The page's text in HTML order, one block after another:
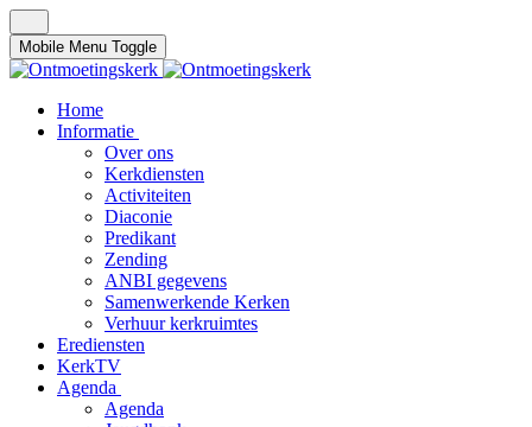
Mobile Menu Toggle
Home
Informatie
Over ons
Kerkdiensten
Activiteiten
Diaconie
Predikant
Zending
ANBI gegevens
Samenwerkende Kerken
Verhuur kerkruimtes
Erediensten
KerkTV
Agenda
Agenda